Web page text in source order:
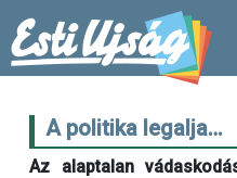
A politika legalja…
Az alaptalan